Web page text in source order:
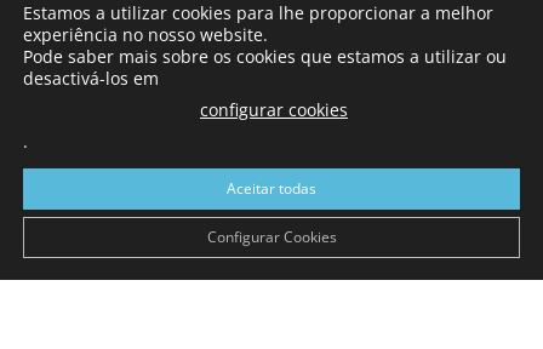
SOBRE NÓS
Com sede nas Caldas da Rainha e mais de 90 anos de
a sul de distrito de Leiria, com mais de 40.000 leitores por
toda a região Oeste. Jornal com distribuição em Portugal
Continental e assinatura online.
Estamos a utilizar cookies para lhe proporcionar a melhor
experiência no nosso website.
Pode saber mais sobre os cookies que estamos a utilizar ou
desactivá-los em
configurar cookies
.
Aceitar todas
Configurar Cookies